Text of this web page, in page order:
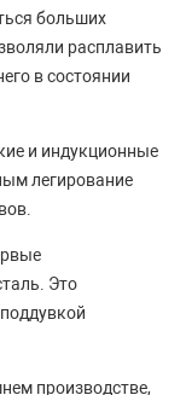
больших
расплавить
в состоянии
и индукционные
легирование
Это
производстве,